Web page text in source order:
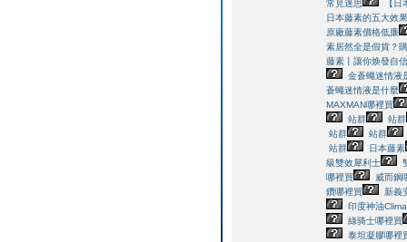
常見迷思
【
日本藤素的五大效
原廠藤素價格低廉
素居然全是假貨？
藤素丨讓你焕發自
金蒼蠅迷情液
蒼蠅迷情液是什麼
MAXMAN哪裡買
站群
站群
站群
站群
站群
日本藤素
級雙效犀利士
哪裡買
威而鋼
鑽哪裡買
新義
印度神油
綠骑士哪裡買
泰坦凝膠哪裡